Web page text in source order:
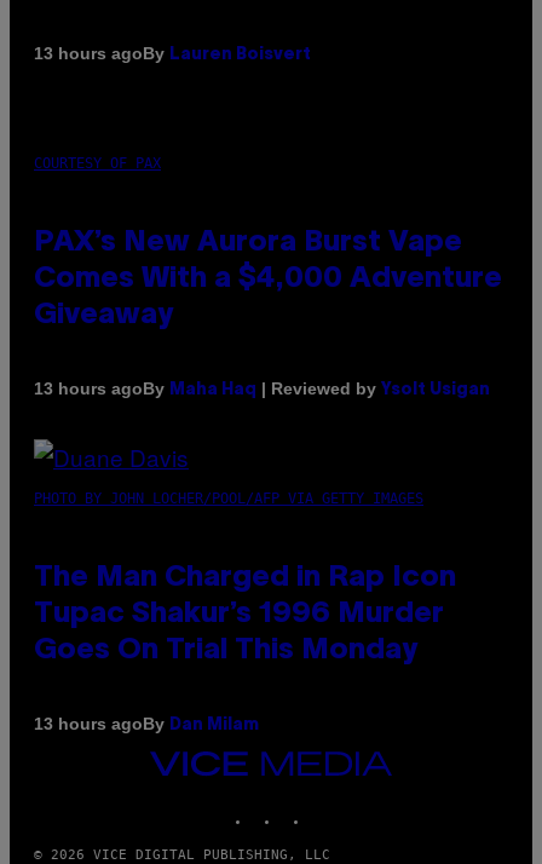
13 hours agoBy Lauren Boisvert
COURTESY OF PAX
PAX’s New Aurora Burst Vape
Comes With a $4,000 Adventure
Giveaway
13 hours agoBy Maha Haq | Reviewed by Ysolt Usigan
PHOTO BY JOHN LOCHER/POOL/AFP VIA GETTY IMAGES
The Man Charged in Rap Icon
Tupac Shakur’s 1996 Murder
Goes On Trial This Monday
13 hours agoBy Dan Milam
VICE
MEDIA
© 2026 VICE DIGITAL PUBLISHING, LLC